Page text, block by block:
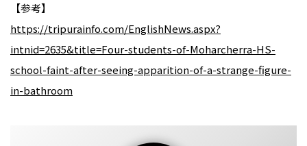
【参考】
https://tripurainfo.com/EnglishNews.aspx?
intnid=2635&title=Four-students-of-Moharcherra-HS-
school-faint-after-seeing-apparition-of-a-strange-figure-
in-bathroom